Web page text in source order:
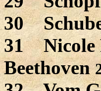
30
31 Nicole
Beethoven